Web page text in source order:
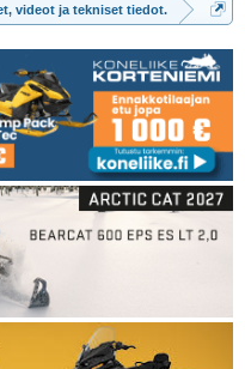
videot ja tekniset tiedot.